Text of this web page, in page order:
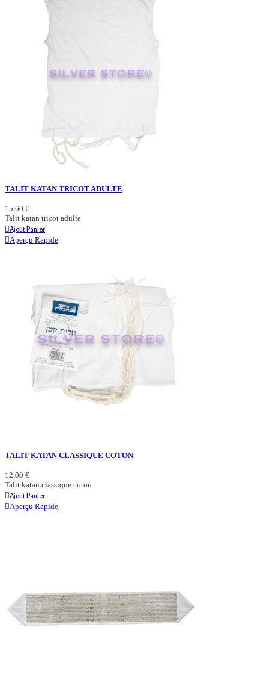
TALIT KATAN TRICOT ADULTE
15,60 €
Talit katan tricot adulte
Ajout Panier
Aperçu Rapide
TALIT KATAN CLASSIQUE COTON
12,00 €
Talit katan classique coton
Ajout Panier
Aperçu Rapide